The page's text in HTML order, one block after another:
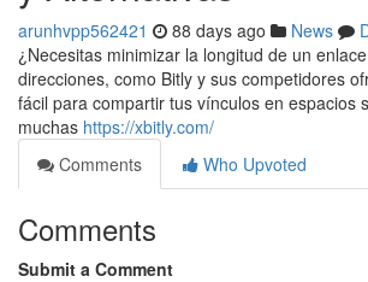
arunhvpp562421 88 days ago News
¿Necesitas minimizar la longitud de un
direcciones, como Bitly y sus competidores
fácil para compartir tus vínculos en espacios
muchas https://xbitly.com/
Comments
Who Upvoted
Comments
Submit a Comment